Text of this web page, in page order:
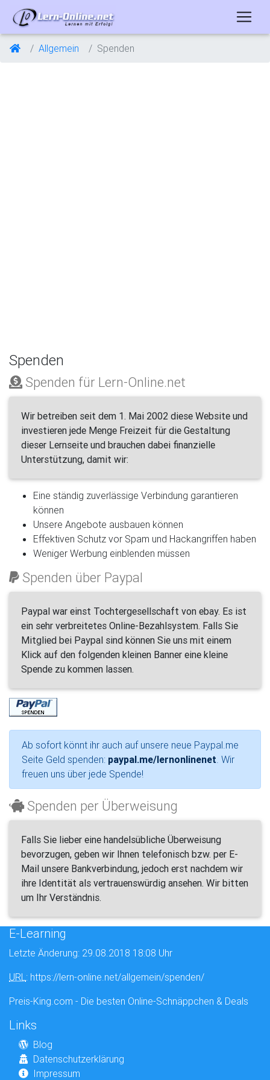
Allgemein Spenden
Spenden
Spenden für Lern-Online.net
Wir betreiben seit dem 1. Mai 2002 diese Website und
investieren jede Menge Freizeit für die Gestaltung
dieser Lernseite und brauchen dabei finanzielle
Unterstützung, damit wir:
Eine ständig zuverlässige Verbindung garantieren
können
Unsere Angebote ausbauen können
Effektiven Schutz vor Spam und Hackangriffen haben
Weniger Werbung einblenden müssen
Spenden über Paypal
Paypal war einst Tochtergesellschaft von ebay. Es ist
ein sehr verbreitetes Online-Bezahlsystem. Falls Sie
Mitglied bei Paypal sind können Sie uns mit einem
Klick auf den folgenden kleinen Banner eine kleine
Spende zu kommen lassen.
Ab sofort könnt ihr auch auf unsere neue Paypal.me
Seite Geld spenden: paypal.me/lernonlinenet. Wir
freuen uns über jede Spende!
Spenden per Überweisung
Falls Sie lieber eine handelsübliche Überweisung
bevorzugen, geben wir Ihnen telefonisch bzw. per E-
Mail unsere Bankverbindung, jedoch erst nachdem wir
ihre Identität als vertrauenswürdig ansehen. Wir bitten
um Ihr Verständnis.
E-Learning
Letzte Änderung: 29.08.2018 18:08 Uhr
URL: https://lern-online.net/allgemein/spenden/
Preis-King.com - Die besten Online-Schnäppchen & Deals
Links
Blog
Datenschutzerklärung
Impressum